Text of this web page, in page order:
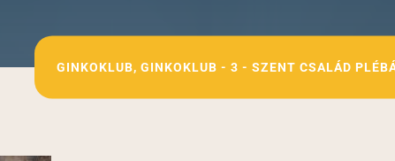
GINKOKLUB GINKOKLUB - 3 - SZENT CSALÁD